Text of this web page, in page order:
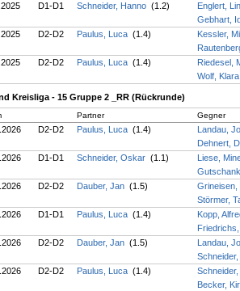
D1-D1 Schneider, Hanno (1.2) Englert,
Gebhart,
D2-D2 Paulus, Luca (1.4) Kessler,
D2-D2 Paulus, Luca (1.4) Riedesel,
Wolf,
Kreisliga - 15 Gruppe 2 _RR (Rückrunde)
Partner Gegner
D2-D2 Paulus, Luca (1.4) Landau,
Dehnert,
D1-D1 Schneider, Oskar (1.1) Liese,
D2-D2 Dauber, Jan (1.5) Grineisen,
Störmer,
D1-D1 Paulus, Luca (1.4) Kopp,
D2-D2 Dauber, Jan (1.5) Landau,
D2-D2 Paulus, Luca (1.4)
Becker,